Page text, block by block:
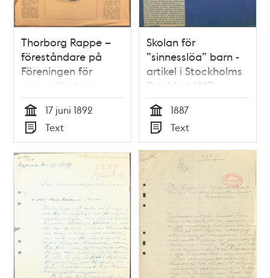
Thorborg Rappe –
föreståndare på
Föreningen för
sinnesslöa barns
vårds skola
Tid
17 juni 1892
Typ
Text
Skolan för
”sinnesslöa” barn -
artikel i Stockholms
Dagblad 1887
Tid
1887
Typ
Text